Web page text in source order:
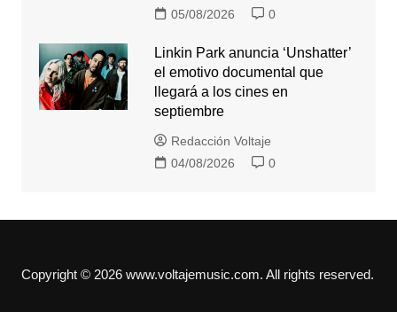
05/08/2026
0
Linkin Park anuncia ‘Unshatter’
el emotivo documental que
llegará a los cines en
septiembre
Redacción Voltaje
04/08/2026
0
Copyright © 2026 www.voltajemusic.com. All rights reserved.